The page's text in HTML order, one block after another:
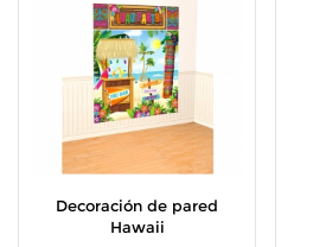
Decoración de pared
Hawaii